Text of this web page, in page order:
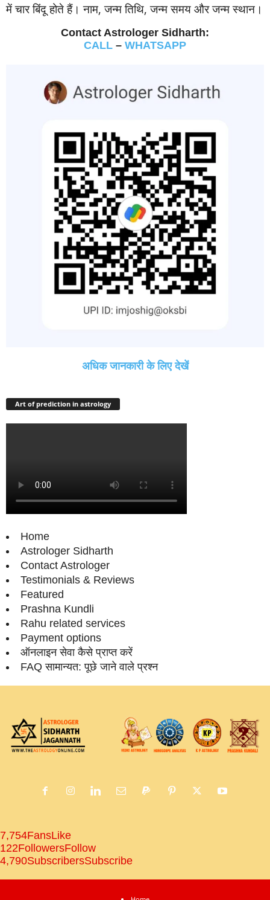
में चार बिंदू होते हैं। नाम, जन्‍म तिथि, जन्‍म समय और जन्‍म स्‍थान।
Contact Astrologer Sidharth:
CALL – WHATSAPP
अधिक जानकारी के लिए देखें
Art of prediction in astrology
Home
Astrologer Sidharth
Contact Astrologer
Testimonials & Reviews
Featured
Prashna Kundli
Rahu related services
Payment options
ऑनलाइन सेवा कैसे प्राप्‍त करें
FAQ सामान्‍यत: पूछे जाने वाले प्रश्‍न
7,754FansLike
122FollowersFollow
4,790SubscribersSubscribe